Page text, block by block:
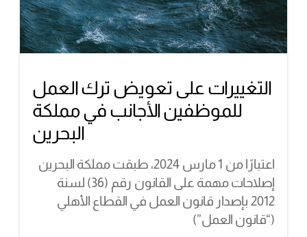
التغييرات على تعويض ترك العمل
للموظفين الأجانب في مملكة
البحرين
اعتبارًا من 1 مارس 2024، طبقت مملكة البحرين
إصلاحات مهمة على القانون رقم (36) لسنة
2012 بإصدار قانون العمل في القطاع الأهلي
(“قانون العمل”)